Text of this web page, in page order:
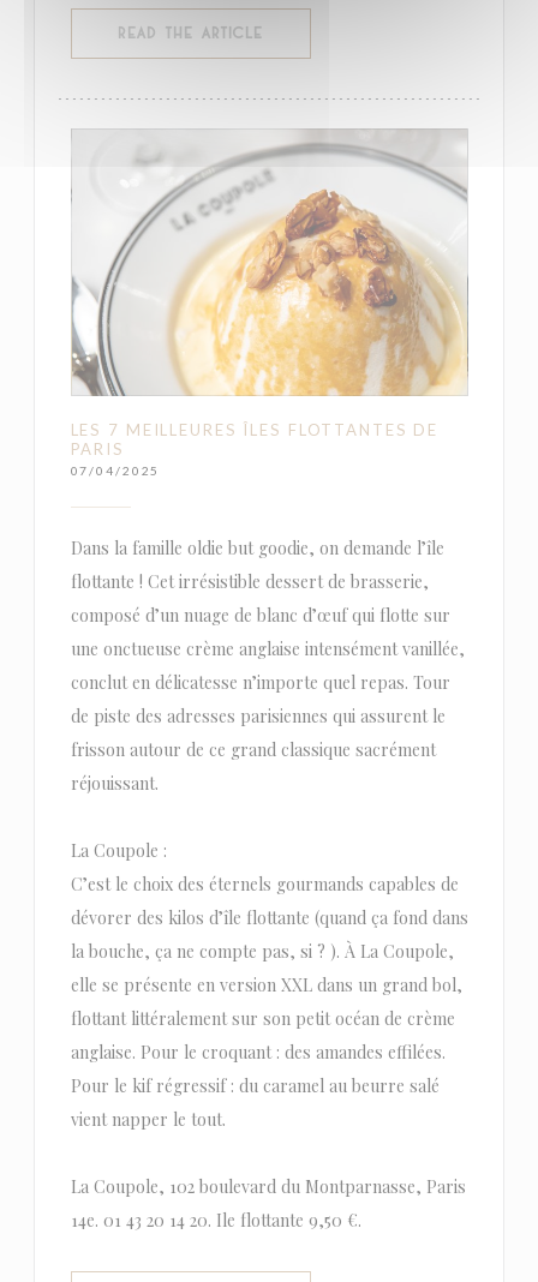
READ THE ARTICLE
LES 7 MEILLEURES ÎLES FLOTTANTES DE
PARIS
07/04/2025
Dans la famille oldie but goodie, on demande l’île
flottante ! Cet irrésistible dessert de brasserie,
composé d’un nuage de blanc d’œuf qui flotte sur
une onctueuse crème anglaise intensément vanillée,
conclut en délicatesse n’importe quel repas. Tour
de piste des adresses parisiennes qui assurent le
frisson autour de ce grand classique sacrément
réjouissant.
La Coupole :
C’est le choix des éternels gourmands capables de
dévorer des kilos d’île flottante (quand ça fond dans
la bouche, ça ne compte pas, si ? ). À La Coupole,
elle se présente en version XXL dans un grand bol,
flottant littéralement sur son petit océan de crème
anglaise. Pour le croquant : des amandes effilées.
Pour le kif régressif : du caramel au beurre salé
vient napper le tout.
La Coupole, 102 boulevard du Montparnasse, Paris
14e. 01 43 20 14 20. Ile flottante 9,50 €.